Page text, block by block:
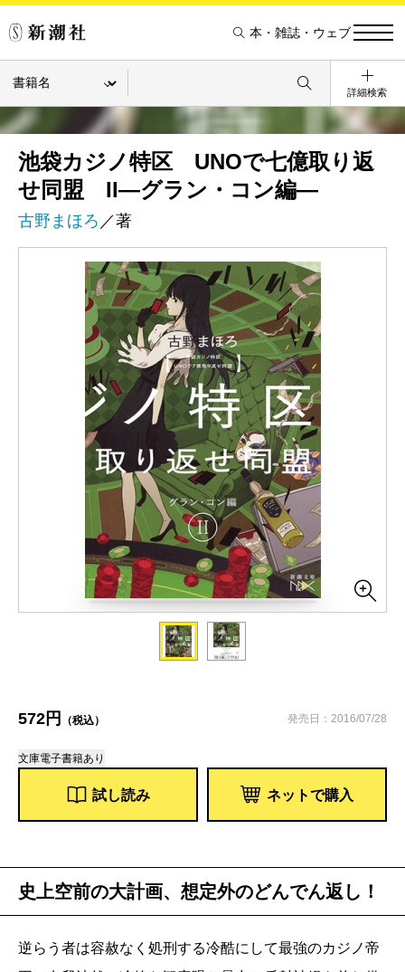
本・雑誌・ウェブ
詳細検索
池袋カジノ特区 UNOで七億取り返
せ同盟 II―グラン・コン編―
古野まほろ ／著
572円 （税込） 発売日：2016/07/28
文庫電子書籍あり
試し読み ネットで購入
史上空前の大計画、想定外のどんでん返し！
逆らう者は容赦なく処刑する冷酷にして最強のカジノ帝